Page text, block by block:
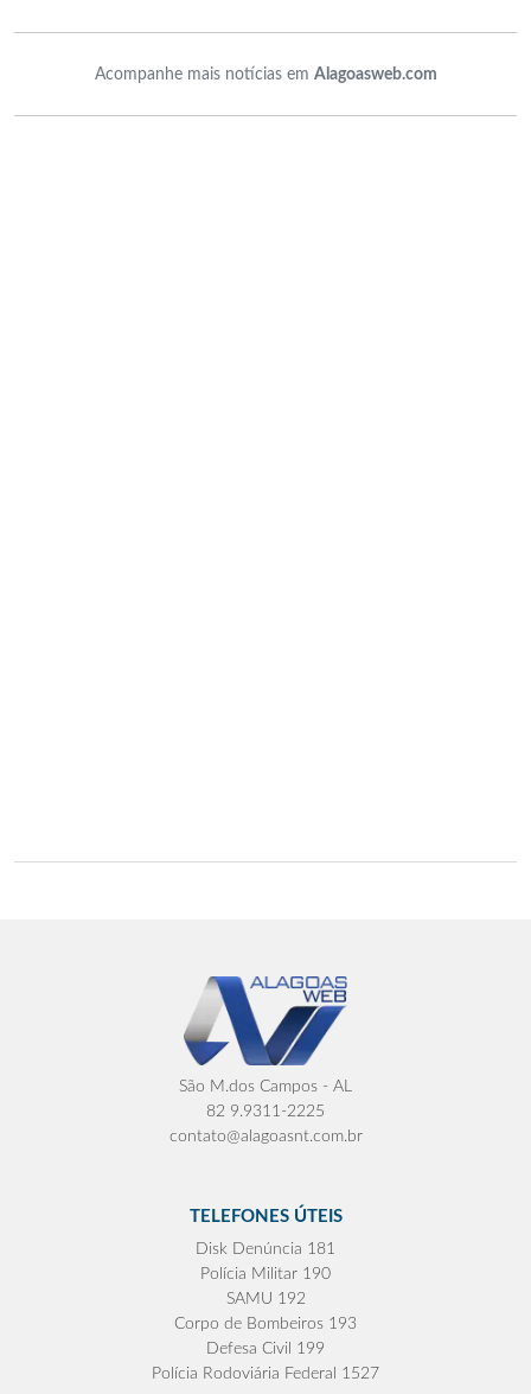
Acompanhe mais notícias em Alagoasweb.com
São M.dos Campos - AL
82 9.9311-2225
contato@alagoasnt.com.br
TELEFONES ÚTEIS
Disk Denúncia 181
Polícia Militar 190
SAMU 192
Corpo de Bombeiros 193
Defesa Civil 199
Polícia Rodoviária Federal 1527